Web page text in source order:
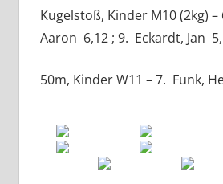
Kugelstoß, Kinder M10 (2kg)
Aaron 6,12 ; 9. Eckardt, Jan
50m, Kinder W11 – 7. Funk,